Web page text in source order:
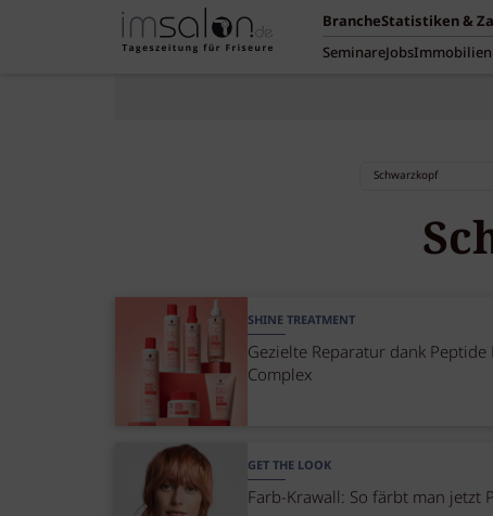
BrancheStatistiken &
SeminareJobsImmobilien
SHINE TREATMENT
Gezielte Reparatur dank Peptide
Complex
GET THE LOOK
Farb-Krawall: So färbt man jetzt